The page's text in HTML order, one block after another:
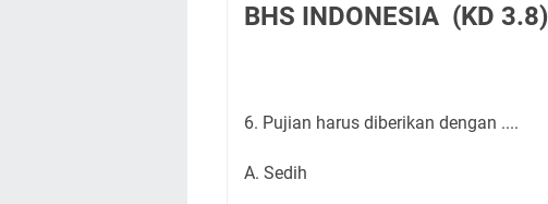
BHS INDONESIA (KD 3.8)
6. Pujian harus diberikan dengan ....
A. Sedih